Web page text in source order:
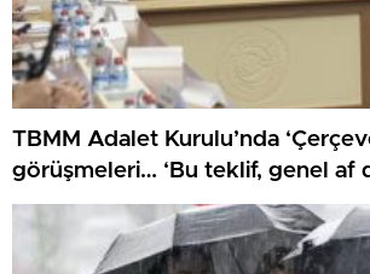
TBMM Adalet Kurulu’nda
görüşmeleri… ‘Bu teklif, genel af